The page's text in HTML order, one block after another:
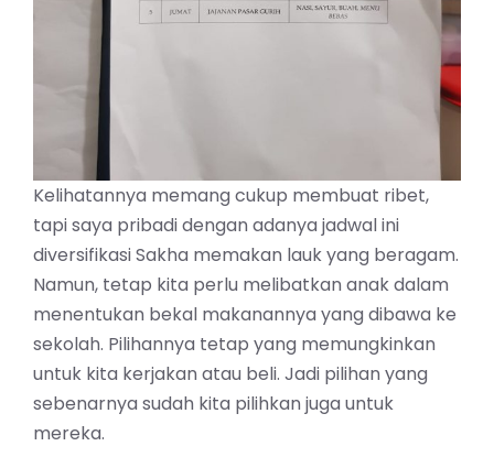
Kelihatannya memang cukup membuat ribet,
tapi saya pribadi dengan adanya jadwal ini
diversifikasi Sakha memakan lauk yang beragam.
Namun, tetap kita perlu melibatkan anak dalam
menentukan bekal makanannya yang dibawa ke
sekolah. Pilihannya tetap yang memungkinkan
untuk kita kerjakan atau beli. Jadi pilihan yang
sebenarnya sudah kita pilihkan juga untuk
mereka.